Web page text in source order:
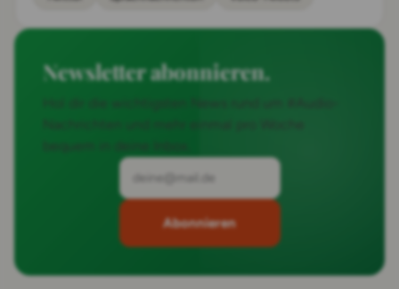
Newsletter abonnieren.
Abonnieren